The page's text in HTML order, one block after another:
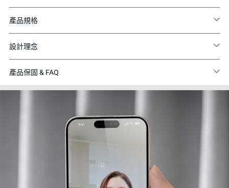
產品規格
設計理念
產品保固 & FAQ